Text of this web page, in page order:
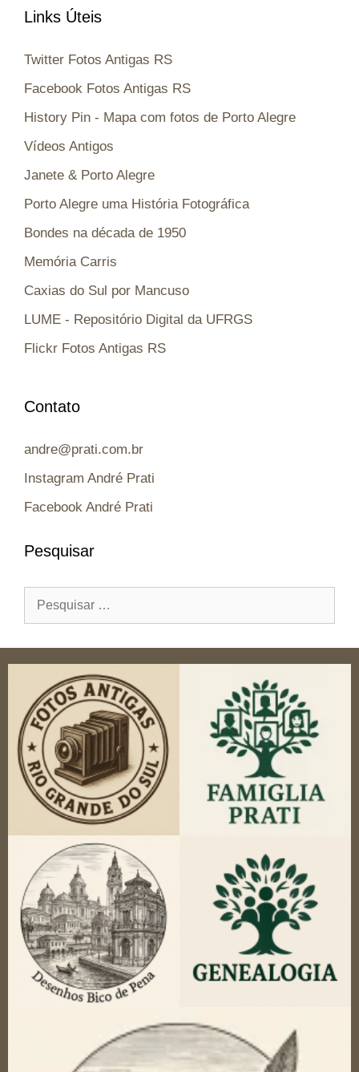
Links Úteis
Twitter Fotos Antigas RS
Facebook Fotos Antigas RS
History Pin - Mapa com fotos de Porto Alegre
Vídeos Antigos
Janete & Porto Alegre
Porto Alegre uma História Fotográfica
Bondes na década de 1950
Memória Carris
Caxias do Sul por Mancuso
LUME - Repositório Digital da UFRGS
Flickr Fotos Antigas RS
Contato
andre@prati.com.br
Instagram André Prati
Facebook André Prati
Pesquisar
Pesquisar
por: